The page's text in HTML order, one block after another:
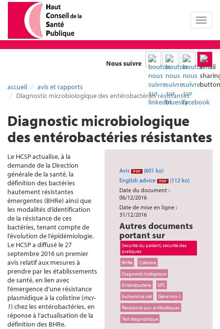
Toggle
Nous suivre
accueil
avis et rapports
Diagnostic microbiologique des entérobactéries résistantes
Diagnostic microbiologique
des entérobactéries résistantes
Avis
(601 ko)
English advice
(112 ko)
Date du document :
06/12/2016
Date de mise en ligne :
31/12/2016
Autres documents
portant sur
Sécurité du patient, sécurité des
pratiques
BHRe
Colistine
Diagnostic biologique
Entérobactérie
EPC
Escherichia coli
Gène mcr-1
Résistance aux antibiotiques
Test diagnostique
Le HCSP actualise, à la
demande de la Direction
générale de la santé, la
définition des bactéries
hautement résistantes
émergentes (BHRe) ainsi que
les modalités d’identification
de la résistance de ces
bactéries, tenant compte de
l’évolution de l’épidémiologie.
Le HCSP a diffusé le 27
septembre 2016 un premier
avis relatif aux mesures à
prendre par les établissements
de santé, en lien avec
l’émergence d’une résistance
plasmidique à la colistine (mcr-
1) chez les entérobactéries, en
réponse à l’actualisation de la
définition des BHRe.